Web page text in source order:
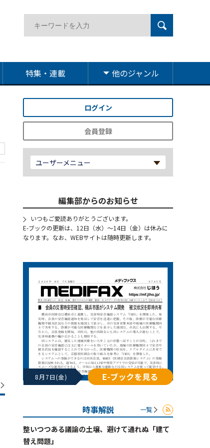
特集・連載 他のジャンル
ログイン
会員登録
ユーザーメニュー
編集部からのお知らせ
いつもご愛読ありがとうございます。
E-ブックの更新は、12日（水）～14日（金）は休みに
なります。なお、WEBサイトは随時更新します。
8月7日(金) E-ブックを見る
時事解説 一覧
整いつつある議論の土壌、避けて通れぬ「建て
替え問題」